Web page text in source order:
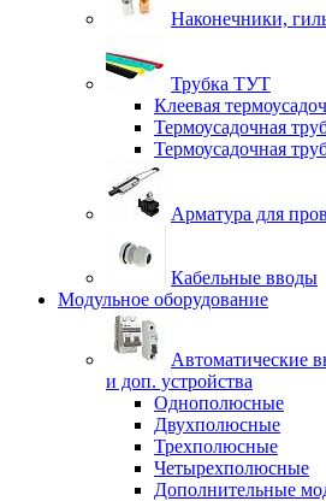
Наконечники,
Трубка ТУТ
Клеевая
Термоусадочная
Термоусадочная
Арматура для
Кабельные вводы
Модульное оборудование
Автоматические
и доп. устройства
Однополюсные
Двухполюсные
Трехполюсные
Четырехполюсные
Дополнительные